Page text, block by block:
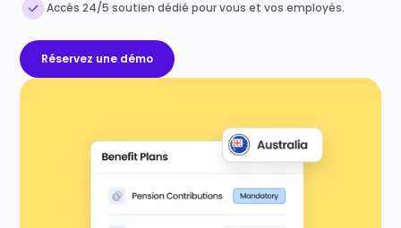
Accès 24/5 soutien dédié pour vous et vos employés.
Réservez une démo